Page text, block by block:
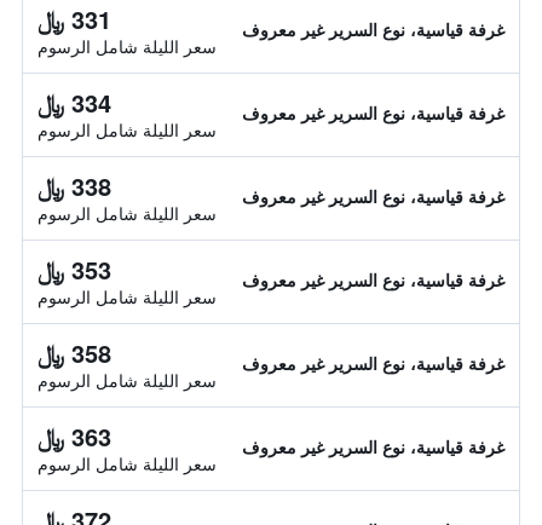
غرفة قياسية، نوع السرير غير معروف 331 ﷼
سعر الليلة شامل الرسوم
غرفة قياسية، نوع السرير غير معروف 334 ﷼
سعر الليلة شامل الرسوم
غرفة قياسية، نوع السرير غير معروف 338 ﷼
سعر الليلة شامل الرسوم
غرفة قياسية، نوع السرير غير معروف 353 ﷼
سعر الليلة شامل الرسوم
غرفة قياسية، نوع السرير غير معروف 358 ﷼
سعر الليلة شامل الرسوم
غرفة قياسية، نوع السرير غير معروف 363 ﷼
سعر الليلة شامل الرسوم